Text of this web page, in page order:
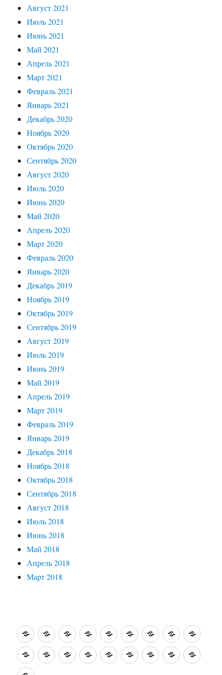
Август 2021
Июль 2021
Июнь 2021
Май 2021
Апрель 2021
Март 2021
Февраль 2021
Январь 2021
Декабрь 2020
Ноябрь 2020
Октябрь 2020
Сентябрь 2020
Август 2020
Июль 2020
Июнь 2020
Май 2020
Апрель 2020
Март 2020
Февраль 2020
Январь 2020
Декабрь 2019
Ноябрь 2019
Октябрь 2019
Сентябрь 2019
Август 2019
Июль 2019
Июнь 2019
Май 2019
Апрель 2019
Март 2019
Февраль 2019
Январь 2019
Декабрь 2018
Ноябрь 2018
Октябрь 2018
Сентябрь 2018
Август 2018
Июль 2018
Июнь 2018
Май 2018
Апрель 2018
Март 2018
О
себе…
Житейские
истории
Интересные
встречи
Путешествия
по
Израилю.
Святые
места
Зарубежные
заметки
Кино,
театр…
На
книжной
полке
На
кончике
Моя
кулинарная
Забытые
имена
О
братьях
НоткаНостальжиСтраницы
истории
Улыбки
природы